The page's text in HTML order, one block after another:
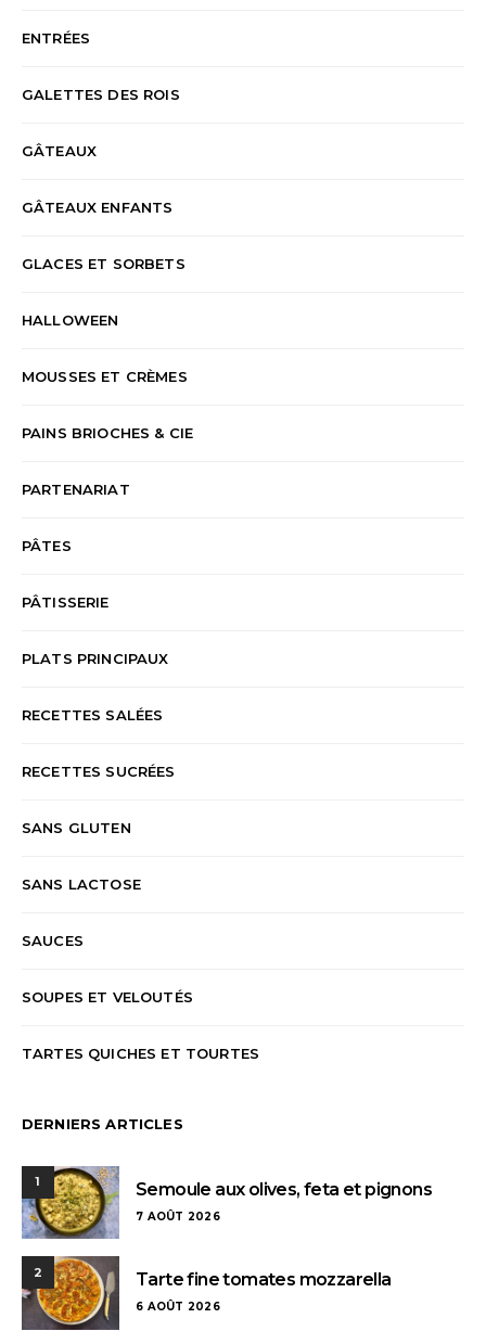
ENTRÉES
GALETTES DES ROIS
GÂTEAUX
GÂTEAUX ENFANTS
GLACES ET SORBETS
HALLOWEEN
MOUSSES ET CRÈMES
PAINS BRIOCHES & CIE
PARTENARIAT
PÂTES
PÂTISSERIE
PLATS PRINCIPAUX
RECETTES SALÉES
RECETTES SUCRÉES
SANS GLUTEN
SANS LACTOSE
SAUCES
SOUPES ET VELOUTÉS
TARTES QUICHES ET TOURTES
DERNIERS ARTICLES
1 Semoule aux olives, feta et pignons
7 AOÛT 2026
2 Tarte fine tomates mozzarella
6 AOÛT 2026